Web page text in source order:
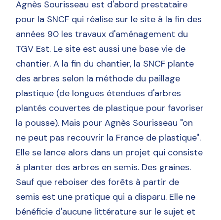
Agnès Sourisseau est d'abord prestataire
pour la SNCF qui réalise sur le site à la fin des
années 90 les travaux d'aménagement du
TGV Est. Le site est aussi une base vie de
chantier. A la fin du chantier, la SNCF plante
des arbres selon la méthode du paillage
plastique (de longues étendues d'arbres
plantés couvertes de plastique pour favoriser
la pousse). Mais pour Agnès Sourisseau "on
ne peut pas recouvrir la France de plastique".
Elle se lance alors dans un projet qui consiste
à planter des arbres en semis. Des graines.
Sauf que reboiser des forêts à partir de
semis est une pratique qui a disparu. Elle ne
bénéficie d'aucune littérature sur le sujet et